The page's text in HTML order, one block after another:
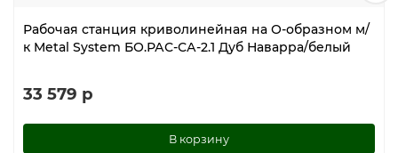
Рабочая станция криволинейная на О-образном м/
к Metal System БО.РАС-СА-2.1 Дуб Наварра/белый
33 579 р
В корзину